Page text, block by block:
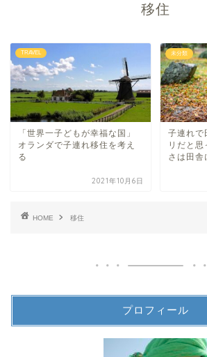
移住
TRAVEL
「世界一子どもが幸福な国」
オランダで子連れ移住を考え
る
2021年10月6日
未分類
子連れで
リだと
さは田舎
HOME 移住
プロフィール